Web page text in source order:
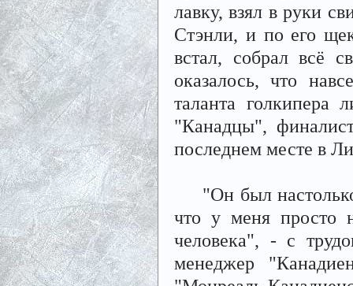
лавку, взял в руки
Стэнли, и по его
встал, собрал всё
оказалось, что
таланта голкипера
"Канадцы",
последнем месте в
"Он был настолько
что у меня просто
человека", - с
менеджер